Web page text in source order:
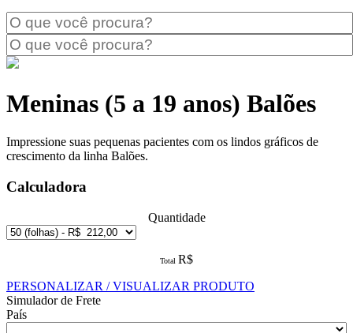
Meninas (5 a 19 anos) Balões
Impressione suas pequenas pacientes com os lindos gráficos de
crescimento da linha Balões.
Calculadora
Quantidade
Total R$
PERSONALIZAR / VISUALIZAR PRODUTO
Simulador de Frete
País